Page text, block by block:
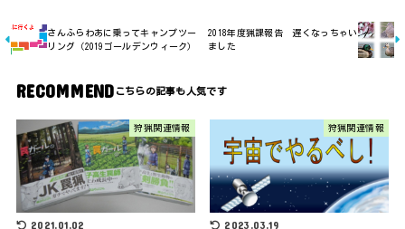
さんふらわあに乗ってキャンプツー
リング（2019ゴールデンウィーク）
2018年度猟課報告 遅くなっちゃい
ました
RECOMMEND
狩猟関連情報
2021.01.02
狩猟関連情報
2023.03.19